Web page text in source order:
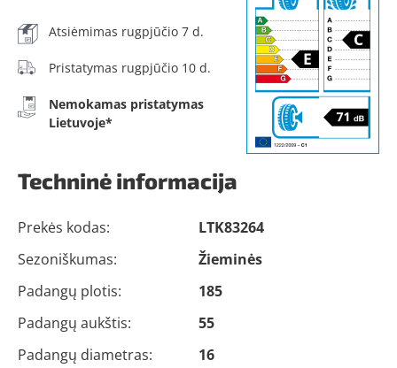
Atsiėmimas rugpjūčio 7 d.
Pristatymas rugpjūčio 10 d.
Nemokamas pristatymas
Lietuvoje*
Techninė informacija
Prekės kodas:
LTK83264
Sezoniškumas:
Žieminės
Padangų plotis:
185
Padangų aukštis:
55
Padangų diametras:
16